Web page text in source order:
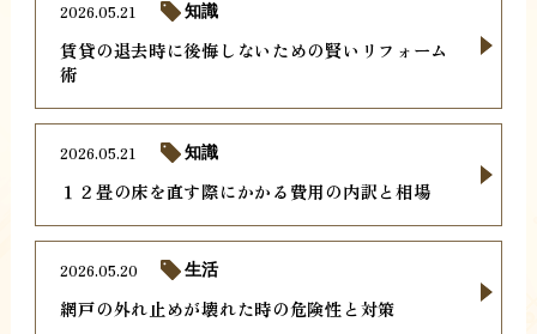
賃貸の退去時に後悔しないための賢いリフォーム
術
2026.05.21 知識
１２畳の床を直す際にかかる費用の内訳と相場
2026.05.21 知識
網戸の外れ止めが壊れた時の危険性と対策
2026.05.20 生活